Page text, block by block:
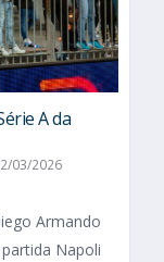
A da
03/2026
Armando
Napoli